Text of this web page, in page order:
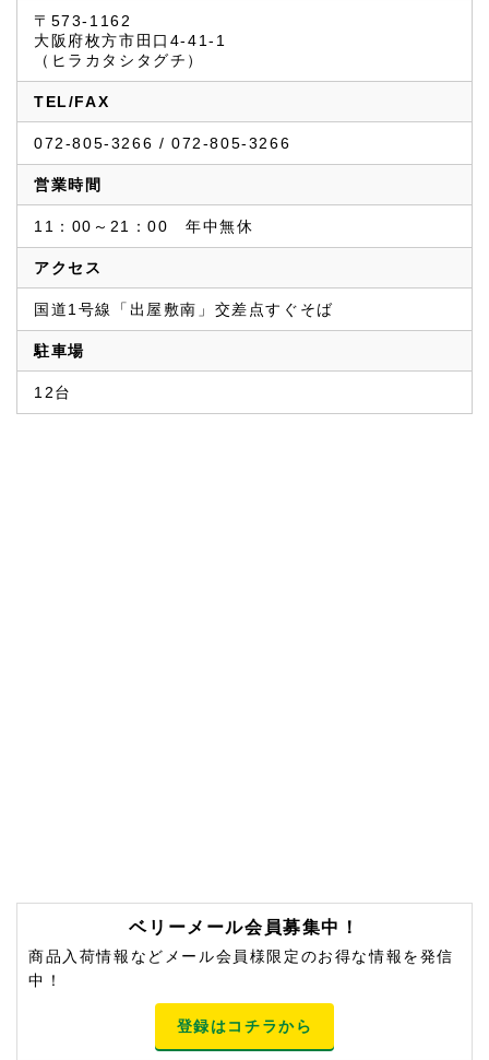
〒573-1162
大阪府枚方市田口4-41-1
（ヒラカタシタグチ）
TEL/FAX
072-805-3266 / 072-805-3266
営業時間
11：00～21：00　年中無休
アクセス
国道1号線「出屋敷南」交差点すぐそば
駐車場
12台
ベリーメール会員募集中！
商品入荷情報などメール会員様限定のお得な情報を発信
中！
登録はコチラから